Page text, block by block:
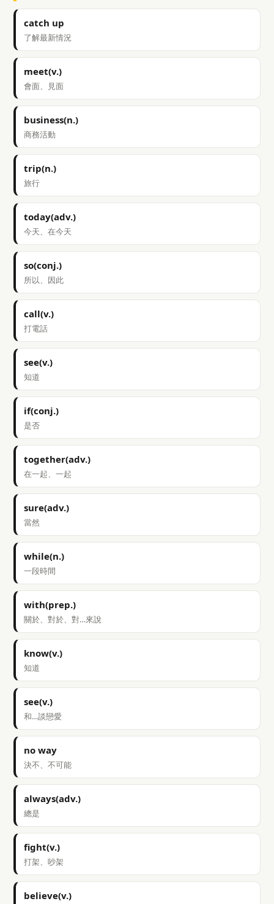
catch up
了解最新情況
meet(v.)
會面、見面
business(n.)
商務活動
trip(n.)
旅行
today(adv.)
今天、在今天
so(conj.)
所以、因此
call(v.)
打電話
see(v.)
知道
if(conj.)
是否
together(adv.)
在一起、一起
sure(adv.)
當然
while(n.)
一段時間
with(prep.)
關於、對於、對…來說
know(v.)
知道
see(v.)
和…談戀愛
no way
決不、不可能
always(adv.)
總是
fight(v.)
打架、吵架
believe(v.)